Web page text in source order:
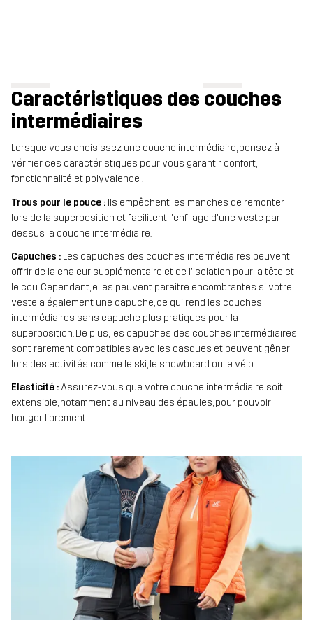
Caractéristiques des couches
intermédiaires
Lorsque vous choisissez une couche intermédiaire, pensez à
vérifier ces caractéristiques pour vous garantir confort,
fonctionnalité et polyvalence :
Trous pour le pouce : Ils empêchent les manches de remonter
lors de la superposition et facilitent l'enfilage d'une veste par-
dessus la couche intermédiaire.
Capuches : Les capuches des couches intermédiaires peuvent
offrir de la chaleur supplémentaire et de l'isolation pour la tête et
le cou. Cependant, elles peuvent paraitre encombrantes si votre
veste a également une capuche, ce qui rend les couches
intermédiaires sans capuche plus pratiques pour la
superposition. De plus, les capuches des couches intermédiaires
sont rarement compatibles avec les casques et peuvent gêner
lors des activités comme le ski, le snowboard ou le vélo.
Elasticité : Assurez-vous que votre couche intermédiaire soit
extensible, notamment au niveau des épaules, pour pouvoir
bouger librement.